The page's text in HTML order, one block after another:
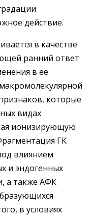
действие.
в качестве
ранний ответ
в ее
которые
видах
ионизирующую
ГК
влиянием
и эндогенных
а также АФК
в условиях